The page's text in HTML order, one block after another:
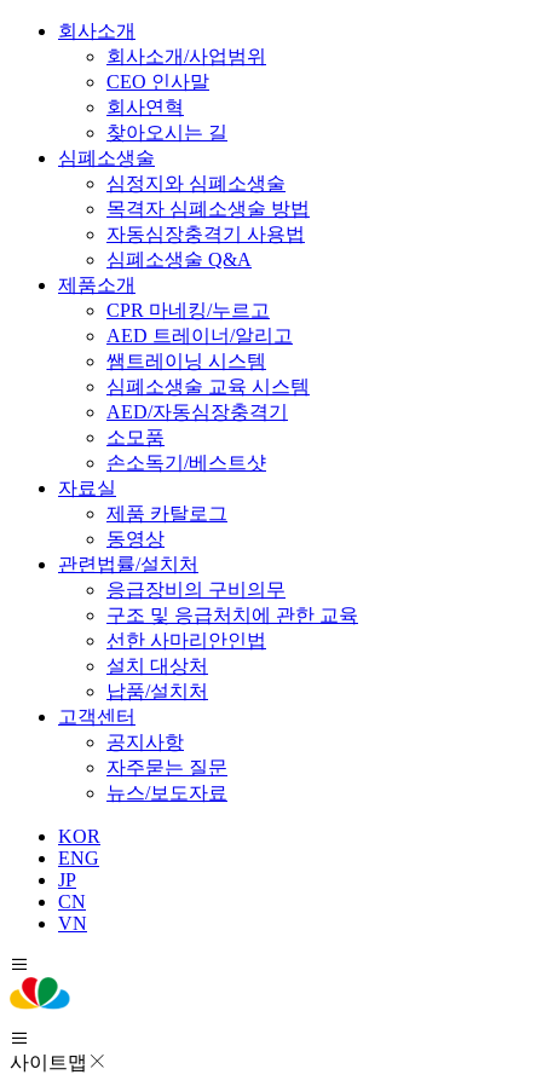
회사소개
회사소개/사업범위
CEO 인사말
회사연혁
찾아오시는 길
심폐소생술
심정지와 심폐소생술
목격자 심폐소생술 방법
자동심장충격기 사용법
심폐소생술 Q&A
제품소개
CPR 마네킹/누르고
AED 트레이너/알리고
쌤트레이닝 시스템
심폐소생술 교육 시스템
AED/자동심장충격기
소모품
손소독기/베스트샷
자료실
제품 카탈로그
동영상
관련법률/설치처
응급장비의 구비의무
구조 및 응급처치에 관한 교육
선한 사마리안인법
설치 대상처
납품/설치처
고객센터
공지사항
자주묻는 질문
뉴스/보도자료
KOR
ENG
JP
CN
VN
사이트맵